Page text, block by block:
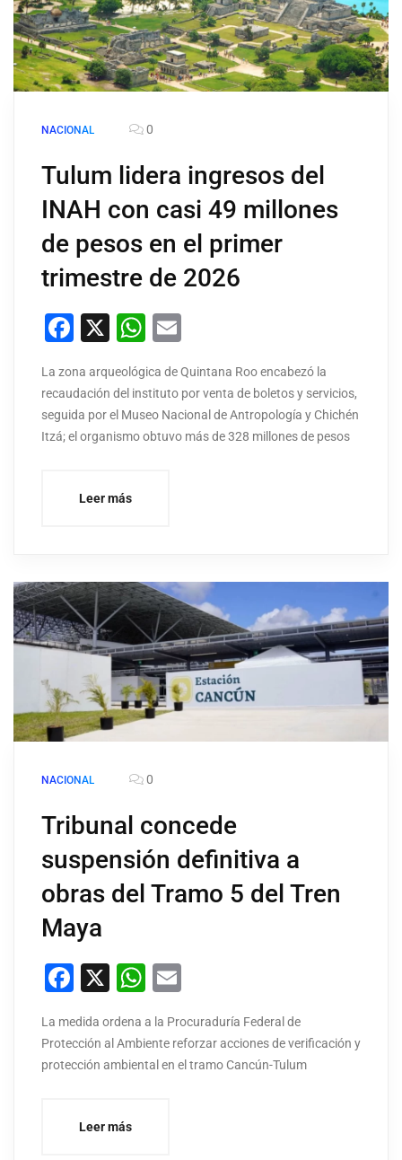
NACIONAL 0
Tulum lidera ingresos del
INAH con casi 49 millones
de pesos en el primer
trimestre de 2026
Facebook
X WhatsApp
La zona arqueológica de Quintana Roo encabezó la
recaudación del instituto por venta de boletos y servicios,
seguida por el Museo Nacional de Antropología y Chichén
Itzá; el organismo obtuvo más de 328 millones de pesos
Leer más
NACIONAL 0
Tribunal concede
suspensión definitiva a
obras del Tramo 5 del Tren
Maya
Facebook
X WhatsApp
La medida ordena a la Procuraduría Federal de
Protección al Ambiente reforzar acciones de verificación y
protección ambiental en el tramo Cancún-Tulum
Leer más